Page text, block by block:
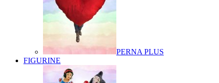
PERNA PLUS
FIGURINE